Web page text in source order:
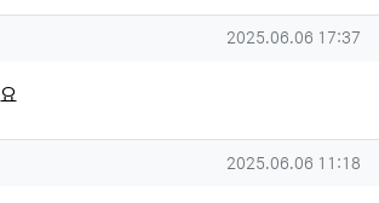
글 작성일
2025.06.06 17:37
글 작성일
2025.06.06 11:18